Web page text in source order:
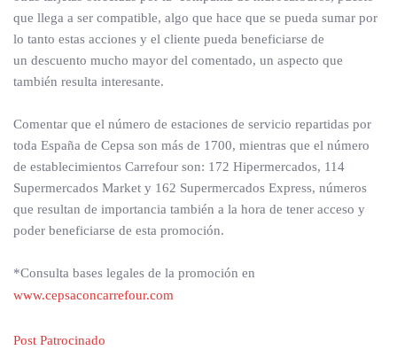
que llega a ser compatible, algo que hace que se pueda sumar por
lo tanto estas acciones y el cliente pueda beneficiarse de
un descuento mucho mayor del comentado, un aspecto que
también resulta interesante.
Comentar que el número de estaciones de servicio repartidas por
toda España de Cepsa son más de 1700, mientras que el número
de establecimientos Carrefour son: 172 Hipermercados, 114
Supermercados Market y 162 Supermercados Express, números
que resultan de importancia también a la hora de tener acceso y
poder beneficiarse de esta promoción.
*Consulta bases legales de la promoción en
www.cepsaconcarrefour.com
Post Patrocinado